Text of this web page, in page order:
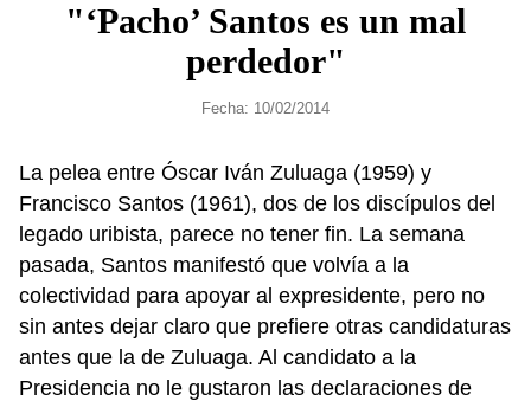
"‘Pacho’ Santos es un mal
perdedor"
Fecha: 10/02/2014
La pelea entre Óscar Iván Zuluaga (1959) y
Francisco Santos (1961), dos de los discípulos del
legado uribista, parece no tener fin. La semana
pasada, Santos manifestó que volvía a la
colectividad para apoyar al expresidente, pero no
sin antes dejar claro que prefiere otras candidaturas
antes que la de Zuluaga. Al candidato a la
Presidencia no le gustaron las declaraciones de